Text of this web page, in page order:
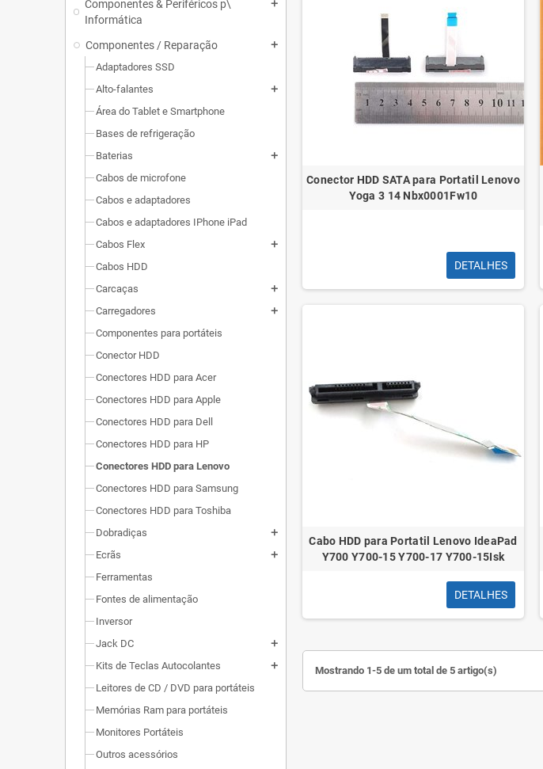
Componentes & Periféricos p\
Informática
add
Componentes / Reparação add
Adaptadores SSD
Alto-falantes
add
Área do Tablet e Smartphone
Bases de refrigeração
Baterias
add
Cabos de microfone
Cabos e adaptadores
Cabos e adaptadores IPhone iPad
Cabos Flex
add
Cabos HDD
Carcaças
add
Carregadores add
Componentes para portáteis
Conector HDD
Conectores HDD para Acer
Conectores HDD para Apple
Conectores HDD para Dell
Conectores HDD para HP
Conectores HDD para Lenovo
Conectores HDD para Samsung
Conectores HDD para Toshiba
Dobradiças
add
Ecrãs add
Ferramentas
Fontes de alimentação
Inversor
Jack DC
add
Kits de Teclas Autocolantes add
Leitores de CD / DVD para portáteis
Memórias Ram para portáteis
Monitores Portáteis
Outros acessórios
Conector HDD SATA para Portatil Lenovo
Yoga 3 14 Nbx0001Fw10
DETALHES
Cabo HDD para Portatil Lenovo IdeaPad
Y700 Y700-15 Y700-17 Y700-15Isk
DETALHES
Mostrando 1-5 de um total de 5 artigo(s)